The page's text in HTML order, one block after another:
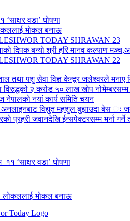
वडा’ घोषणा
भोकल बनाऊ
TODAY SHRAWAN 23
दिपक बन्यो श्री हरि मानव कल्याण
TODAY SHRAWAN 22
तथा पशु सेवा विज्ञ केन्द्र्र जलेश्वरले मनाए
विरुद्धको २ करोड ५० लाख खोप
नेपालको नयां कार्य समिति चयन
अनलाइनबाट विद्युत महशुल बुझाउदा बेस ः
प्रहरी जवानदेखि ईन्सपेक्टरसम्म भर्ना गर्ने
‘साक्षर वडा’ घोषणा
लोकललाई भोकल बनाऊ